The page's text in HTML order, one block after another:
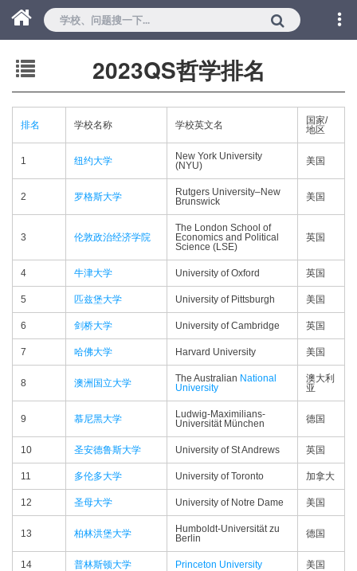
2023QS哲学排名
排名 学校名称 学校英文名
国家/
地区
1 纽约大学
New York University
(NYU)
美国
2 罗格斯大学
Rutgers University–New
Brunswick
美国
3 伦敦政治经济学院
The London School of
Economics and Political
Science (LSE)
英国
4 牛津大学 University of Oxford 英国
5 匹兹堡大学 University of Pittsburgh 美国
6 剑桥大学 University of Cambridge 英国
7 哈佛大学 Harvard University 美国
8 澳洲国立大学 The Australian National
University
澳大利
亚
9 慕尼黑大学
Ludwig-Maximilians-
Universität München
德国
10 圣安德鲁斯大学 University of St Andrews 英国
11 多伦多大学 University of Toronto 加拿大
12 圣母大学 University of Notre Dame 美国
13 柏林洪堡大学
Humboldt-Universität zu
Berlin
德国
14 普林斯顿大学 Princeton University 美国